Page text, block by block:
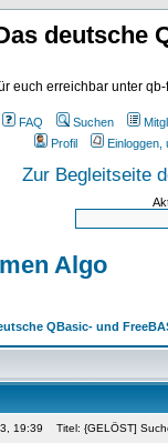
deutsche
euch erreichbar unter
FAQ Suchen
Profil
Einloggen,
Zur Begleitseite
Algo
QBasic- und
19:39 Titel: {GELÖST]